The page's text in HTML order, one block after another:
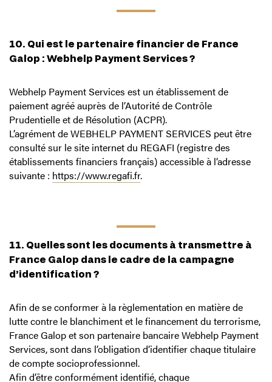
10. Qui est le partenaire financier de France
Galop : Webhelp Payment Services ?
Webhelp Payment Services est un établissement de
paiement agréé auprès de l’Autorité de Contrôle
Prudentielle et de Résolution (ACPR).
L’agrément de WEBHELP PAYMENT SERVICES peut être
consulté sur le site internet du REGAFI (registre des
établissements financiers français) accessible à l’adresse
suivante : https://www.regafi.fr.
11. Quelles sont les documents à transmettre à
France Galop dans le cadre de la campagne
d’identification ?
Afin de se conformer à la règlementation en matière de
lutte contre le blanchiment et le financement du terrorisme,
France Galop et son partenaire bancaire Webhelp Payment
Services, sont dans l’obligation d’identifier chaque titulaire
de compte socioprofessionnel.
Afin d’être conformément identifié, chaque